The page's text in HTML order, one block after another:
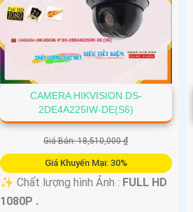
CAMERA HIKVISION DS-
2DE4A225IW-DE(S6)
Giá Bán: 18,510,000 ₫
Giá Khuyến Mại: 30%
✨ Chất lượng hình Ảnh : FULL HD
1080P .